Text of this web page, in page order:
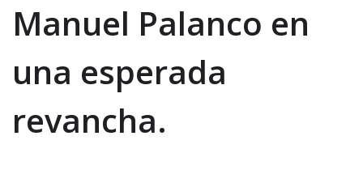
Manuel Palanco en
una esperada
revancha.